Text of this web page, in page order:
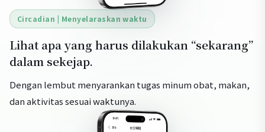
Circadian | Menyelaraskan waktu
Lihat apa yang harus dilakukan “sekarang”
dalam sekejap.
Dengan lembut menyarankan tugas minum obat, makan,
dan aktivitas sesuai waktunya.